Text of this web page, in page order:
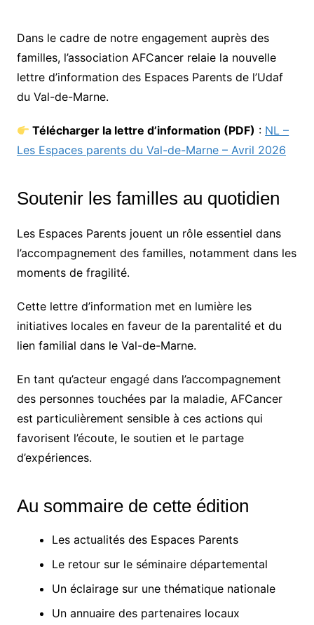
Dans le cadre de notre engagement auprès des
familles, l’association AFCancer relaie la nouvelle
lettre d’information des Espaces Parents de l’Udaf
du Val-de-Marne.
Télécharger la lettre d’information (PDF) : NL –
Les Espaces parents du Val-de-Marne – Avril 2026
Soutenir les familles au quotidien
Les Espaces Parents jouent un rôle essentiel dans
l’accompagnement des familles, notamment dans les
moments de fragilité.
Cette lettre d’information met en lumière les
initiatives locales en faveur de la parentalité et du
lien familial dans le Val-de-Marne.
En tant qu’acteur engagé dans l’accompagnement
des personnes touchées par la maladie, AFCancer
est particulièrement sensible à ces actions qui
favorisent l’écoute, le soutien et le partage
d’expériences.
Au sommaire de cette édition
Les actualités des Espaces Parents
Le retour sur le séminaire départemental
Un éclairage sur une thématique nationale
Un annuaire des partenaires locaux